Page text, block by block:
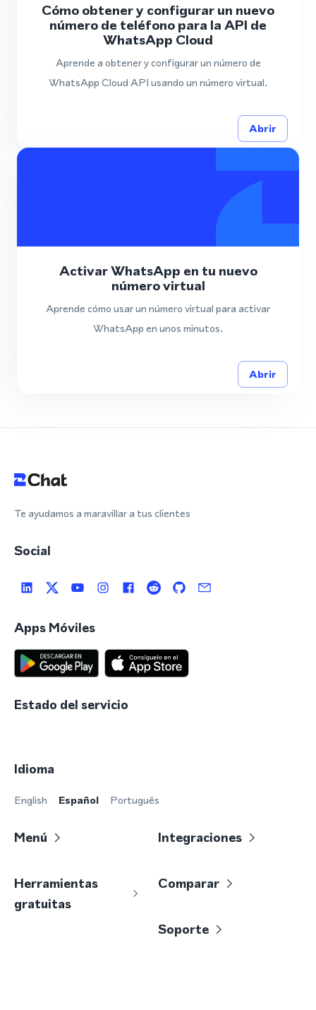
Cómo obtener y configurar un nuevo
número de teléfono para la API de
WhatsApp Cloud
Aprende a obtener y configurar un número de
WhatsApp Cloud API usando un número virtual.
Abrir
Activar WhatsApp en tu nuevo
número virtual
Aprende cómo usar un número virtual para activar
WhatsApp en unos minutos.
Abrir
Te ayudamos a maravillar a tus clientes
Social
Apps Móviles
Estado del servicio
Idioma
English Español Português
Menú Integraciones
Herramientas
gratuitas
Comparar
Soporte